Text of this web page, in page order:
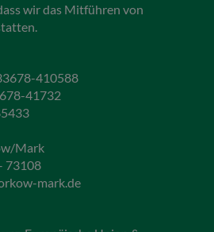
wir das Mitführen von
410588
41732
Mark
73108
mark.de